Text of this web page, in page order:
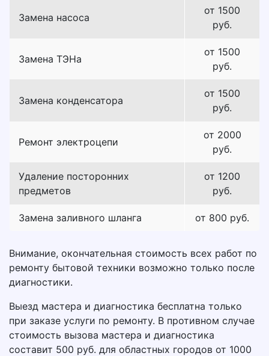
Замена насоса
от 1500
руб.
Замена ТЭНа
от 1500
руб.
Замена конденсатора
от 1500
руб.
Ремонт электроцепи
от 2000
руб.
Удаление посторонних
предметов
от 1200
руб.
Замена заливного шланга от 800 руб.
Внимание, окончательная стоимость всех работ по
ремонту бытовой техники возможно только после
диагностики.
Выезд мастера и диагностика бесплатна только
при заказе услуги по ремонту. В противном случае
стоимость вызова мастера и диагностика
составит 500 руб. для областных городов от 1000